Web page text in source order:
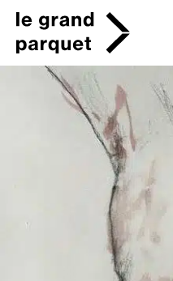
Skip
to
content